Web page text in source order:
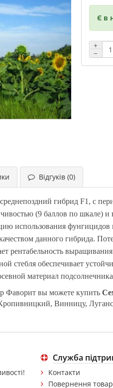
Є в
+
−
Відгуків (0)
гибрид F1, с
(9 баллов по шкале)
использования
данного гибрида.
рентабельность
стебля обеспечивает
материал
Фаворит вы можете купить
Винницу,
Служба
Контакти
Повернення